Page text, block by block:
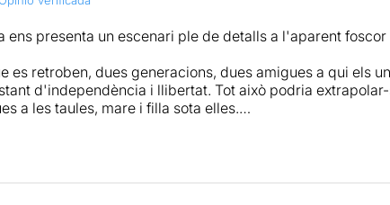
ens presenta un escenari ple de detalls a l'aparent
es retroben, dues generacions, dues amigues a qui els
d'independència i llibertat. Tot això podria
a les taules, mare i filla sota elles.
rep la visita d'Elsa (Natalia Dicenta) que hi passarà
preocupada per l'última carta rebuda per l'artista i a
totes dues van despullant la seva ànima i despullant-